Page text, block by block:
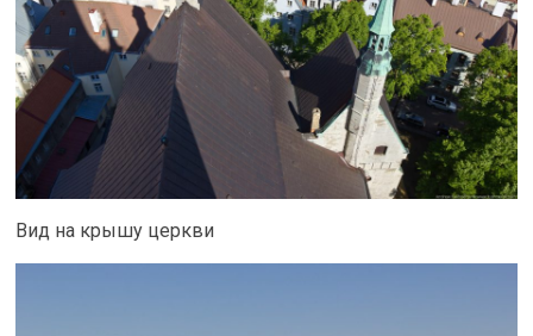
Вид на крышу церкви